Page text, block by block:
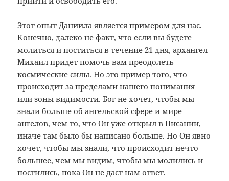
Этот опыт Даниила является примером для нас.
Конечно, далеко не факт, что если вы будете
молиться и поститься в течение 21 дня, архангел
Михаил придет помочь вам преодолеть
космические силы. Но это пример того, что
происходит за пределами нашего понимания
или зоны видимости. Бог не хочет, чтобы мы
знали больше об ангельской сфере и мире
ангелов, чем то, что Он уже открыл в Писании,
иначе там было бы написано больше. Но Он явно
хочет, чтобы мы знали, что происходит нечто
большее, чем мы видим, чтобы мы молились и
постились, пока Он не даст нам ответ.